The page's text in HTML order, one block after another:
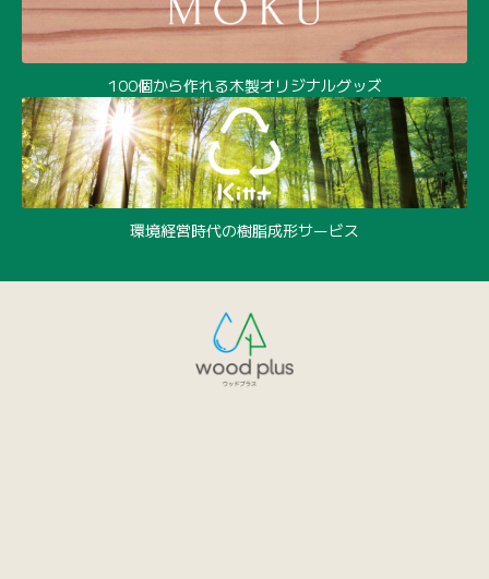
100個から作れる木製オリジナルグッズ
環境経営時代の樹脂成形サービス